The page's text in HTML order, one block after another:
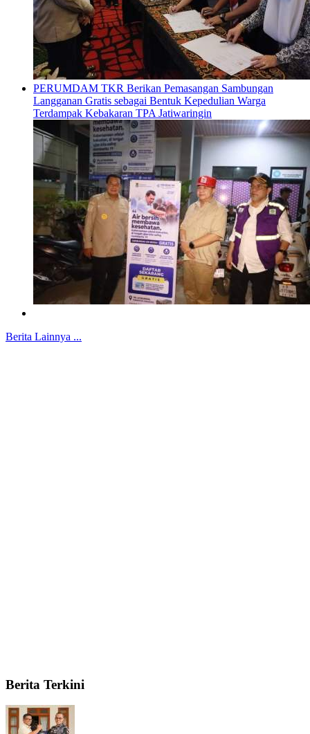
PERUMDAM TKR Berikan Pemasangan Sambungan
Langganan Gratis sebagai Bentuk Kepedulian Warga
Terdampak Kebakaran TPA Jatiwaringin
Berita Lainnya ...
Berita Terkini